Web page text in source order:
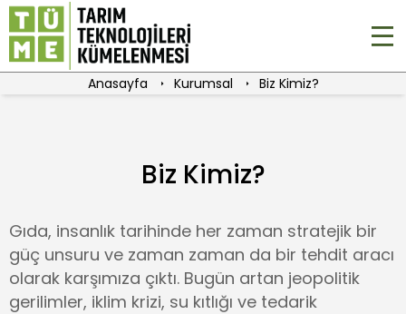
Anasayfa Kurumsal Biz Kimiz?
Biz Kimiz?
Gıda, insanlık tarihinde her zaman stratejik bir
güç unsuru ve zaman zaman da bir tehdit aracı
olarak karşımıza çıktı. Bugün artan jeopolitik
gerilimler, iklim krizi, su kıtlığı ve tedarik